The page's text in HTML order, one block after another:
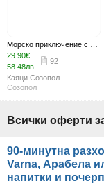
29.90€
58.48лв
92
Каяци Созопол
Созопол
Всички оферти
90-минутна
Varna, Арабела
напитки и